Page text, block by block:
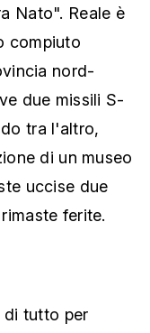
Nato". Reale è
compiuto
nord-
due missili S-
tra l'altro,
di un museo
uccise due
ferite.
di tutto per